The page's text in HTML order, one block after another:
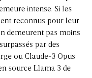
intense. Si les
reconnus pour leur
demeurent pas moins
par des
ou Claude-3 Opus
source Llama 3 de